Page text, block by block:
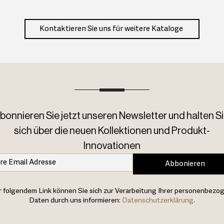
Kontaktieren Sie uns für weitere Kataloge
Sie jetzt unseren Newsletter und halten
sich über die neuen Kollektionen und Produkt-
Innovationen
Abbonieren
folgendem Link können Sie sich zur Verarbeitung Ihrer
Daten durch uns informieren: Datenschutzerklärung.